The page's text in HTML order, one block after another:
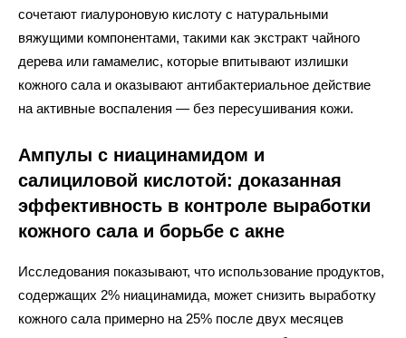
сочетают гиалуроновую кислоту с натуральными
вяжущими компонентами, такими как экстракт чайного
дерева или гамамелис, которые впитывают излишки
кожного сала и оказывают антибактериальное действие
на активные воспаления — без пересушивания кожи.
Ампулы с ниацинамидом и
салициловой кислотой: доказанная
эффективность в контроле выработки
кожного сала и борьбе с акне
Исследования показывают, что использование продуктов,
содержащих 2% ниацинамида, может снизить выработку
кожного сала примерно на 25% после двух месяцев